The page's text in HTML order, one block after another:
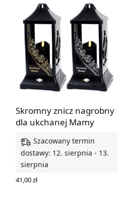
Skromny znicz nagrobny
dla ukchanej Mamy
Szacowany termin
dostawy: 12. sierpnia - 13.
sierpnia
41,00zł